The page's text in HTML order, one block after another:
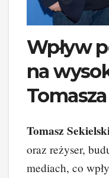
Wpływ
na
Tomasz
oraz reżyser,
mediach, co